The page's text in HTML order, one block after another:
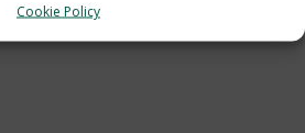
Cookie Policy
2021. - 2026.